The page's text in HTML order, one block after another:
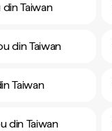
Taiwan
din Taiwan
Taiwan
din Taiwan